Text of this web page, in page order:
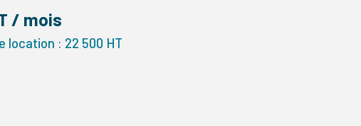
/ mois
location : 22 500 HT